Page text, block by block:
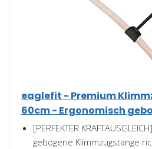
eaglefit - Premium
60cm - Ergonomisch
[PERFEKTER
gebogene Klimmzugstange